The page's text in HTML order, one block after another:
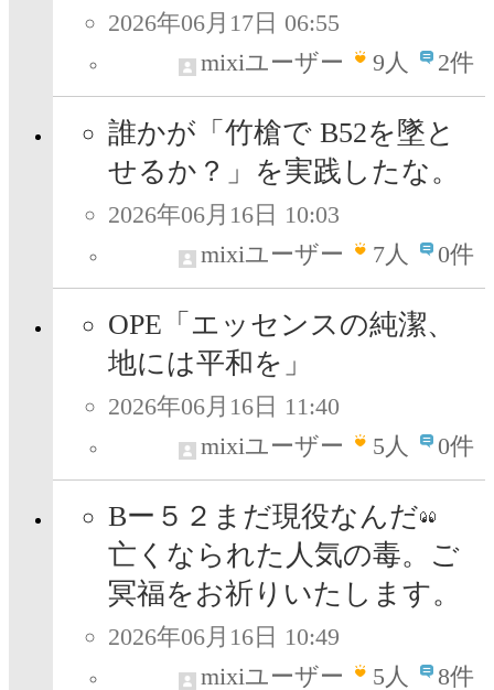
2026年06月17日 06:55
mixiユーザー
9人 2件
誰かが「竹槍で B52を墜と
せるか？」を実践したな。
2026年06月16日 10:03
mixiユーザー
7人 0件
OPE「エッセンスの純潔、
地には平和を」
2026年06月16日 11:40
mixiユーザー
5人 0件
Bー５２まだ現役なんだ
亡くなられた人気の毒。ご
冥福をお祈りいたします。
2026年06月16日 10:49
mixiユーザー
5人 8件